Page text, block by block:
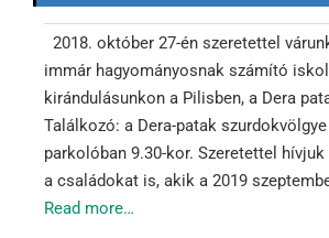
2018. október 27-én szeretettel
immár hagyományosnak számító
kirándulásunkon a Pilisben, a Dera
Találkozó: a Dera-patak
parkolóban 9.30-kor. Szeretettel
a családokat is, akik a 2019
Read more…